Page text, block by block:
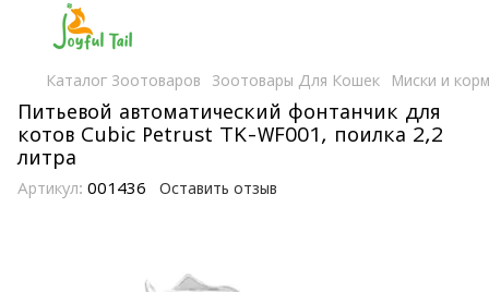
Каталог Зоотоваров Зоотовары Для Кошек Миски и
Питьевой автоматический фонтанчик для
котов Cubic Petrust TK-WF001, поилка 2,2
литра
Артикул: 001436 Оставить отзыв